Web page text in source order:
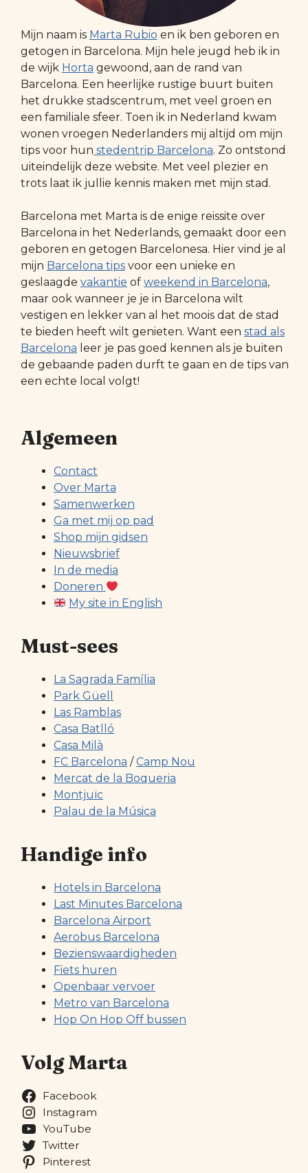
Mijn naam is Marta Rubio en ik ben geboren en
getogen in Barcelona. Mijn hele jeugd heb ik in
de wijk Horta gewoond, aan de rand van
Barcelona. Een heerlijke rustige buurt buiten
het drukke stadscentrum, met veel groen en
een familiale sfeer. Toen ik in Nederland kwam
wonen vroegen Nederlanders mij altijd om mijn
tips voor hun stedentrip Barcelona. Zo ontstond
uiteindelijk deze website. Met veel plezier en
trots laat ik jullie kennis maken met mijn stad.
Barcelona met Marta is de enige reissite over
Barcelona in het Nederlands, gemaakt door een
geboren en getogen Barcelonesa. Hier vind je al
mijn Barcelona tips voor een unieke en
geslaagde vakantie of weekend in Barcelona,
maar ook wanneer je je in Barcelona wilt
vestigen en lekker van al het moois dat de stad
te bieden heeft wilt genieten. Want een stad als
Barcelona leer je pas goed kennen als je buiten
de gebaande paden durft te gaan en de tips van
een echte local volgt!
Algemeen
Contact
Over Marta
Samenwerken
Ga met mij op pad
Shop mijn gidsen
Nieuwsbrief
In de media
Doneren
My site in English
Must-sees
La Sagrada Família
Park Güell
Las Ramblas
Casa Batlló
Casa Milà
FC Barcelona /Camp Nou
Mercat de la Boqueria
Montjuïc
Palau de la Música
Handige info
Hotels in Barcelona
Last Minutes Barcelona
Barcelona Airport
Aerobus Barcelona
Bezienswaardigheden
Fiets huren
Openbaar vervoer
Metro van Barcelona
Hop On Hop Off bussen
Volg Marta
Facebook
Instagram
YouTube
Twitter
Pinterest